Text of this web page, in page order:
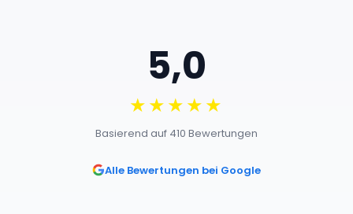
5,0
★★★★★
Basierend auf 410 Bewertungen
Alle Bewertungen bei Google